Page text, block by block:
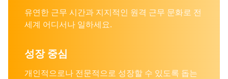
유연한 근무 시간과 지지적인 원격 근무 문화로 전
세계 어디서나 일하세요.
성장 중심
개인적으로나 전문적으로 성장할 수 있도록 돕는